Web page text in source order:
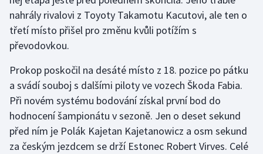
Krasobruslení
Lezení
Moderní pětiboj
Motorsport
Olympijské hry
nahrály rivalovi z Toyoty Takamotu Kacutovi, ale ten o
třetí místo přišel pro změnu kvůli potížím s
převodovkou.
Prokop poskočil na desáté místo z 18. pozice po pátku
a svádí souboj s dalšími piloty ve vozech Škoda Fabia.
Při novém systému bodování získal první bod do
hodnocení šampionátu v sezoně. Jen o deset sekund
před ním je Polák Kajetan Kajetanowicz a osm sekund
za českým jezdcem se drží Estonec Robert Virves. Celé